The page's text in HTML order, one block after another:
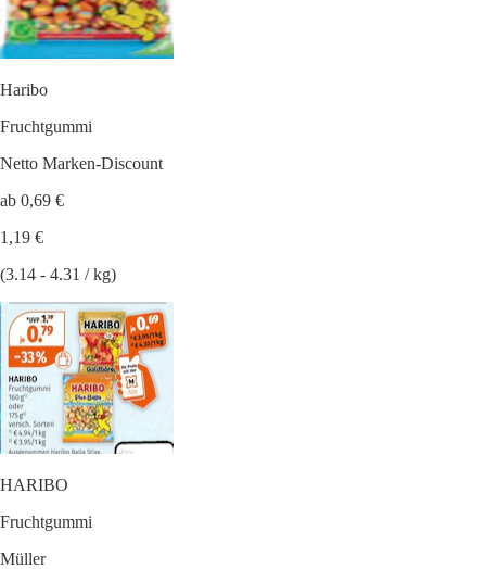
Haribo
Fruchtgummi
Netto Marken-Discount
ab 0,69 €
1,19 €
(3.14 - 4.31 / kg)
HARIBO
Fruchtgummi
Müller